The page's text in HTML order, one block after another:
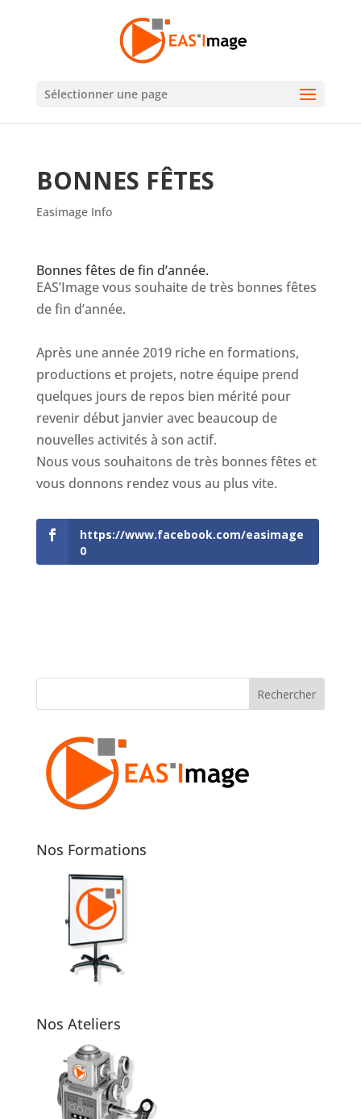
Sélectionner une page
BONNES FÊTES
Easimage Info
Bonnes fêtes de fin d’année.
EAS’Image vous souhaite de très bonnes fêtes
de fin d’année.
Après une année 2019 riche en formations,
productions et projets, notre équipe prend
quelques jours de repos bien mérité pour
revenir début janvier avec beaucoup de
nouvelles activités à son actif.
Nous vous souhaitons de très bonnes fêtes et
vous donnons rendez vous au plus vite.
https://www.facebook.com/easimage
0
Nos Formations
Nos Ateliers